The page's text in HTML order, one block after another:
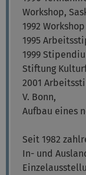
Workshop,
1992
1995
1999
Stiftung
2001
V. Bonn,
Aufbau eines
Seit 1982
In- und